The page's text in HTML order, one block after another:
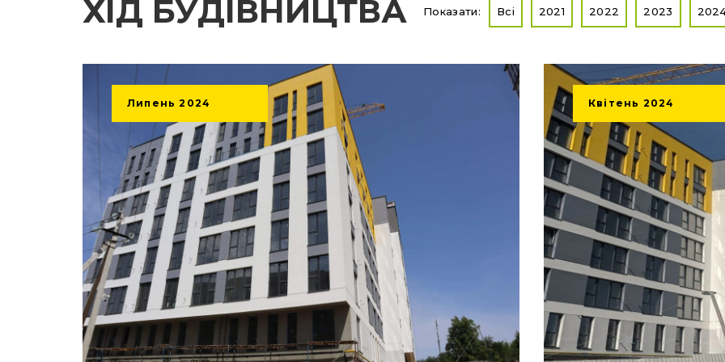
ХІД БУДІВНИЦТВА Показати: Всі 2021 2022 2023
Липень2024 Квітень 2024